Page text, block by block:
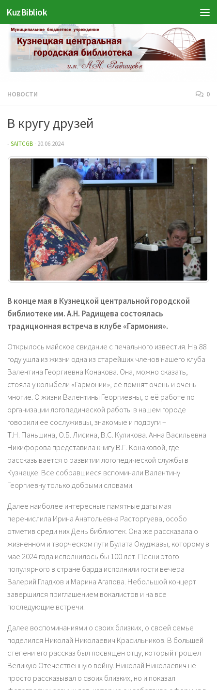
Перейти к содержимому
KuzBibliok
НОВОСТИ 0
В кругу друзей
-SAITCGB · 20.06.2024
В конце мая в Кузнецкой центральной городской
библиотеке им. А.Н. Радищева состоялась
традиционная встреча в клубе «Гармония».
Открылось майское свидание с печального известия. На 88
году ушла из жизни одна из старейших членов нашего клуба
Валентина Георгиевна Конакова. Она, можно сказать,
стояла у колыбели «Гармонии», её помнят очень и очень
многие. О жизни Валентины Георгиевны, о её работе по
организации логопедической работы в нашем городе
говорили ее сослуживцы, знакомые и подруги –
Т.Н. Паньшина, О.Б. Лисина, В.С. Куликова. Анна Васильевна
Никифорова представила книгу В.Г. Конаковой, где
рассказывается о развитии логопедической службы в
Кузнецке. Все собравшиеся вспоминали Валентину
Георгиевну только добрыми словами.
Далее наиболее интересные памятные даты мая
перечислила Ирина Анатольевна Расторгуева, особо
отметив среди них День библиотек. Она же рассказала о
жизненном и творческом пути Булата Окуджавы, которому в
мае 2024 года исполнилось бы 100 лет. Песни этого
популярного в стране барда исполнили гости вечера
Валерий Гладков и Марина Агапова. Небольшой концерт
завершился приглашением вокалистов и на все
последующие встречи.
Далее воспоминаниями о своих близких, о своей семье
поделился Николай Николаевич Красильников. В большей
степени его рассказ был посвящен отцу, который прошел
Великую Отечественную войну. Николай Николаевич не
просто рассказывал о своих близких, но и показал